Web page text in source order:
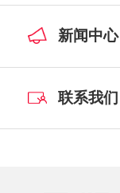
新闻中心
联系我们